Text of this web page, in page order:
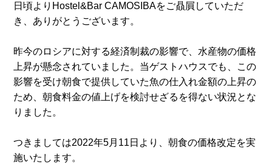
日頃よりHostel&Bar CAMOSIBAをご贔屓していただ
き、ありがとうございます。
昨今のロシアに対する経済制裁の影響で、水産物の価格
上昇が懸念されていました。当ゲストハウスでも、この
影響を受け朝食で提供していた魚の仕入れ金額の上昇の
ため、朝食料金の値上げを検討せざるを得ない状況とな
りました。
つきましては2022年5月11日より、朝食の価格改定を実
施いたします。